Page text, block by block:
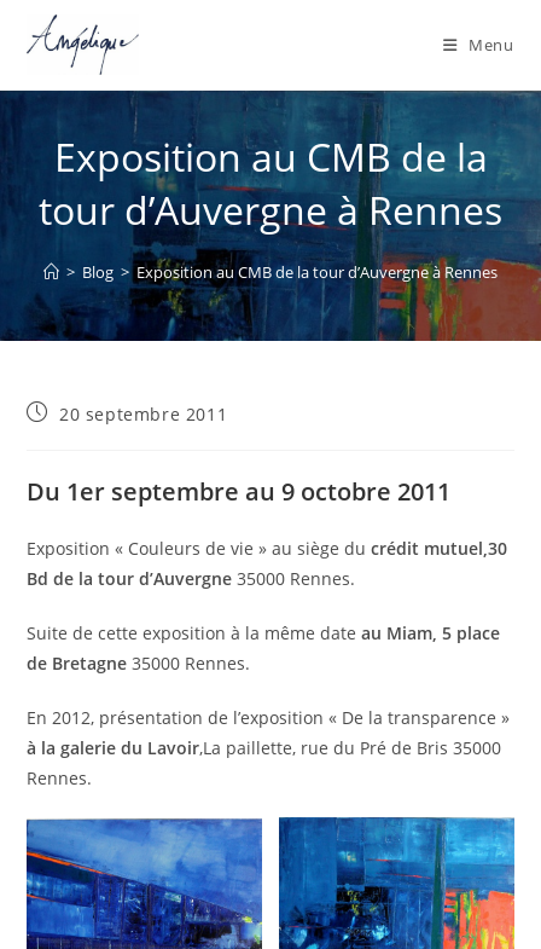
Menu
Exposition au CMB de la
tour d’Auvergne à Rennes
> Blog > Exposition au CMB de la tour d’Auvergne à Rennes
Publication
20 septembre 2011
Du 1er septembre au 9 octobre 2011
Exposition « Couleurs de vie » au siège ducrédit mutuel,30
Bd de la tour d’Auvergne35000 Rennes.
Suite de cette exposition à la même date au Miam, 5 place
de Bretagne 35000 Rennes.
En 2012, présentation de l’exposition « De la transparence »
à la galerie du Lavoir,La paillette, rue du Pré de Bris 35000
Rennes.